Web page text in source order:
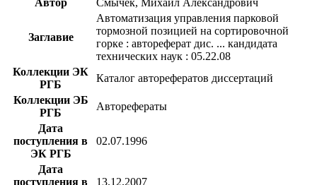
Заглавие
Автоматизация управления парковой
тормозной позицией на сортировочной
горке : автореферат дис. ... кандидата
технических наук : 05.22.08
Коллекции ЭК
РГБ
Каталог авторефератов диссертаций
Коллекции ЭБ
РГБ
Авторефераты
Дата
поступления в
ЭК РГБ
02.07.1996
Дата
поступления в
13.12.2007